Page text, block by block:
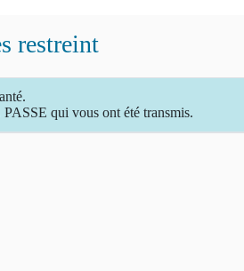
restreint
qui vous ont été transmis.